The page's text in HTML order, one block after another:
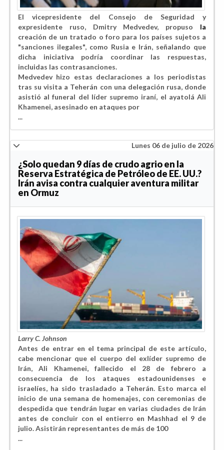
El vicepresidente del Consejo de Seguridad y
expresidente ruso, Dmitry Medvedev, propuso la
creación de un tratado o foro para los países sujetos a
"sanciones ilegales", como Rusia e Irán, señalando que
dicha iniciativa podría coordinar las respuestas,
incluidas las contrasanciones.
Medvedev hizo estas declaraciones a los periodistas
tras su visita a Teherán con una delegación rusa, donde
asistió al funeral del líder supremo iraní, el ayatolá Ali
Khamenei, asesinado en ataques por
...
Lunes 06 de julio de 2026
¿Solo quedan 9 días de crudo agrio en la
Reserva Estratégica de Petróleo de EE. UU.?
Irán avisa contra cualquier aventura militar
en Ormuz
Larry C. Johnson
Antes de entrar en el tema principal de este artículo,
cabe mencionar que el cuerpo del exlíder supremo de
Irán, Ali Khamenei, fallecido el 28 de febrero a
consecuencia de los ataques estadounidenses e
israelíes, ha sido trasladado a Teherán. Esto marca el
inicio de una semana de homenajes, con ceremonias de
despedida que tendrán lugar en varias ciudades de Irán
antes de concluir con el entierro en Mashhad el 9 de
julio. Asistirán representantes de más de 100
...